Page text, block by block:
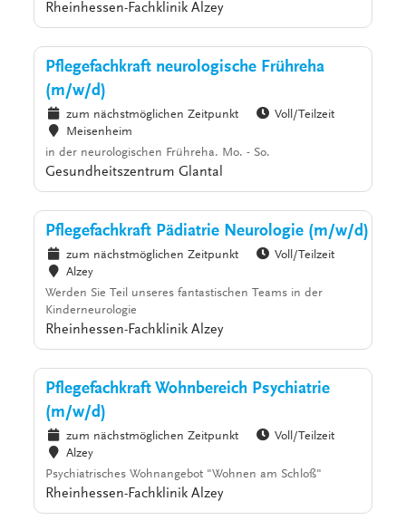
Rheinhessen-Fachklinik Alzey
Pflegefachkraft neurologische Frühreha
(m/w/d)
zum nächstmöglichen Zeitpunkt
Voll/Teilzeit
Meisenheim
in der neurologischen Frühreha. Mo. - So.
Gesundheitszentrum Glantal
Pflegefachkraft Pädiatrie Neurologie (m/w/d)
zum nächstmöglichen Zeitpunkt
Voll/Teilzeit
Alzey
Werden Sie Teil unseres fantastischen Teams in der
Kinderneurologie
Rheinhessen-Fachklinik Alzey
Pflegefachkraft Wohnbereich Psychiatrie
(m/w/d)
zum nächstmöglichen Zeitpunkt
Voll/Teilzeit
Alzey
Psychiatrisches Wohnangebot "Wohnen am Schloß"
Rheinhessen-Fachklinik Alzey